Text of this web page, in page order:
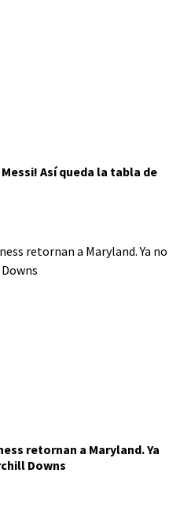
Así queda la tabla de
retornan a Maryland. Ya
Downs